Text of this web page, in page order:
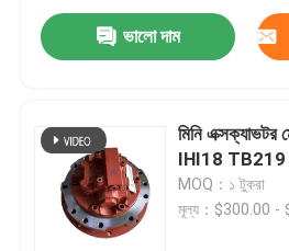
বাড়ি
ভিডিও
ভালো দাম
মিনি এক্সক্যাভটর
IHI18 TB219
MOQ：১ টুকরা
মূল্য：$300.00